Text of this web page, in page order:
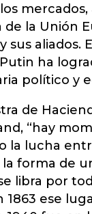
la Unión
sus aliados.
ha
político y
de
“hay
la lucha
la forma de
libra por
1863 ese